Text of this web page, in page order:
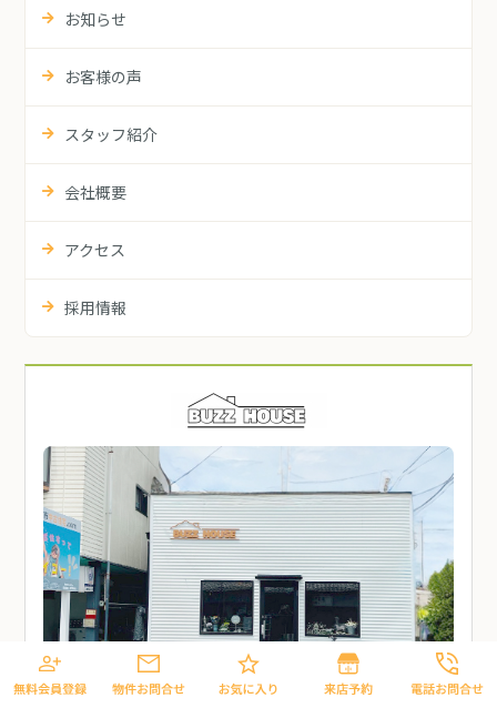
お知らせ
お客様の声
スタッフ紹介
会社概要
アクセス
採用情報